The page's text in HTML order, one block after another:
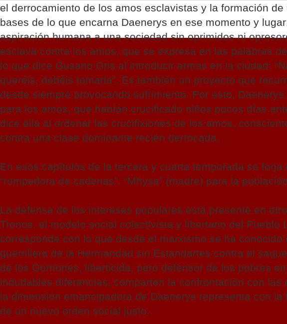
el derrocamiento de los amos esclavistas y la formación
bases de lo que encarna Daenerys en ese momento y
aspiración humana a una sociedad sin oprimidos ni
esclava contra los amos, que se expresa en las palabras
lo que dice Gusano Gris al introducir armas en la ciudad:
queréis, debéis tomarla”. Es también un proyecto que
desde siempre provocando sufrimiento. Por esto,
para los amos, que habían crucificado niños pocos días
dice ella al ordenar las crucifixiones de los amos,
contra una clase dominante recién derrocada.
En esos capítulos de la tercera y cuarta temporada se
“rompedora de cadenas”. “Mhysa” (madre) para la
La defensa de los intereses populares está presente en
Tronos: el modelo social colectivista y libertario del Pueblo
corresponde con lo que desde el marxismo se ha conocido
guerrillera de la Hermandad sin Estandartes contra el
de los Gorriones, liberticida, pero defensor de los pobres
indudables diferencias, comparten la confrontación con
la dimensión emancipadora de Daenerys representa con
de un nuevo orden social justo.